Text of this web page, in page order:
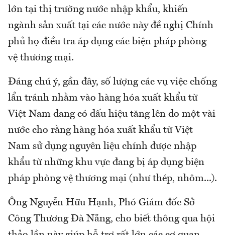
lớn tại thị trường nước nhập khẩu, khiến
ngành sản xuất tại các nước này đề nghị Chính
phủ họ điều tra áp dụng các biện pháp phòng
vệ thương mại.
Đáng chú ý, gần đây, số lượng các vụ việc chống
lẩn tránh nhằm vào hàng hóa xuất khẩu từ
Việt Nam đang có dấu hiệu tăng lên do một vài
nước cho rằng hàng hóa xuất khẩu từ Việt
Nam sử dụng nguyên liệu chính được nhập
khẩu từ những khu vực đang bị áp dụng biện
pháp phòng vệ thương mại (như thép, nhôm...).
Ông Nguyễn Hữu Hạnh, Phó Giám đốc Sở
Công Thương Đà Nẵng, cho biết thông qua hội